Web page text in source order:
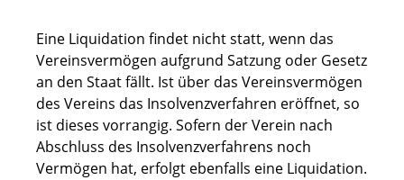
Eine Liquidation findet nicht statt, wenn das
Vereinsvermögen aufgrund Satzung oder Gesetz
an den Staat fällt. Ist über das Vereinsvermögen
des Vereins das Insolvenzverfahren eröffnet, so
ist dieses vorrangig. Sofern der Verein nach
Abschluss des Insolvenzverfahrens noch
Vermögen hat, erfolgt ebenfalls eine Liquidation.